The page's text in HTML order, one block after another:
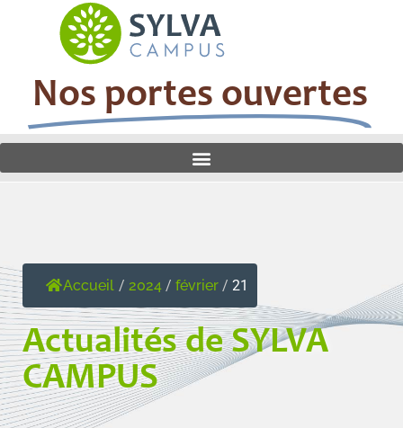
Nos portes ouvertes
Accueil / 2024 / février / 21
Actualités de SYLVA
CAMPUS